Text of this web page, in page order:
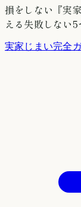
損をしない『実
える失敗しない
実家じまい完全